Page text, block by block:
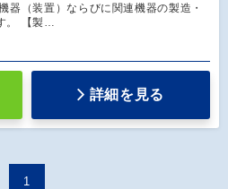
器（装置）ならびに関連機器の製造・
。 【製…
詳細を見る
1